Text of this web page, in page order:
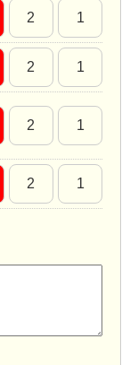
2 1
2 1
2 1
2 1